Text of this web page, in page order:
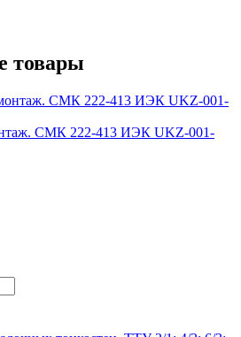
товары
СМК 222-413 ИЭК UKZ-001-